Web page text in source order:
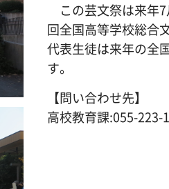
この芸文祭は来年
回全国高等学校総合
代表生徒は来年の全
す。
【問い合わせ先】
高校教育課:055-223-